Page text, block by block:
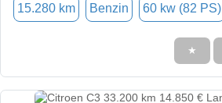
15.280 km Benzin 60 kw (82 PS)
★